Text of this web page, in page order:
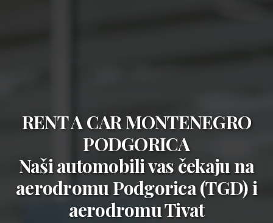
RENT A CAR MONTENEGRO
PODGORICA
Naši automobili vas čekaju na
aerodromu Podgorica (TGD) i
aerodromu Tivat